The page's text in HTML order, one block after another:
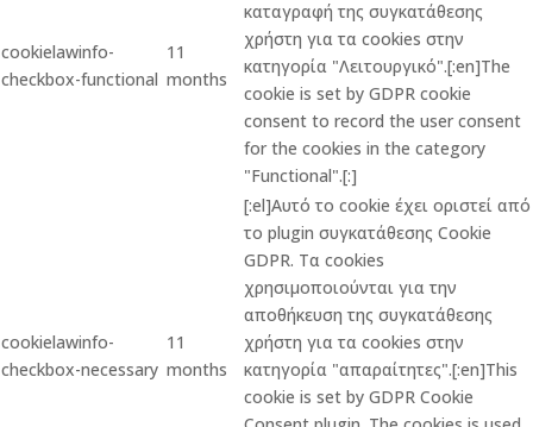
cookielawinfo-
checkbox-functional
11
months
καταγραφή της συγκατάθεσης
χρήστη για τα cookies στην
κατηγορία "Λειτουργικό".[:en]The
cookie is set by GDPR cookie
consent to record the user consent
for the cookies in the category
"Functional".[:]
cookielawinfo-
checkbox-necessary
11
months
[:el]Αυτό το cookie έχει οριστεί από
το plugin συγκατάθεσης Cookie
GDPR. Τα cookies
χρησιμοποιούνται για την
αποθήκευση της συγκατάθεσης
χρήστη για τα cookies στην
κατηγορία "απαραίτητες".[:en]This
cookie is set by GDPR Cookie